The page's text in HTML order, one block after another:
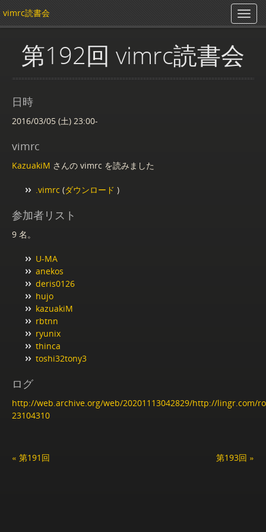
vimrc読書会
第192回 vimrc読書会
日時
2016/03/05 (土) 23:00-
vimrc
KazuakiM さんの vimrc を読みました
.vimrc (ダウンロード )
参加者リスト
9 名。
U-MA
anekos
deris0126
hujo
kazuakiM
rbtnn
ryunix
thinca
toshi32tony3
ログ
http://web.archive.org/web/20201113042829/http://lingr.com/
23104310
« 第191回 第193回 »